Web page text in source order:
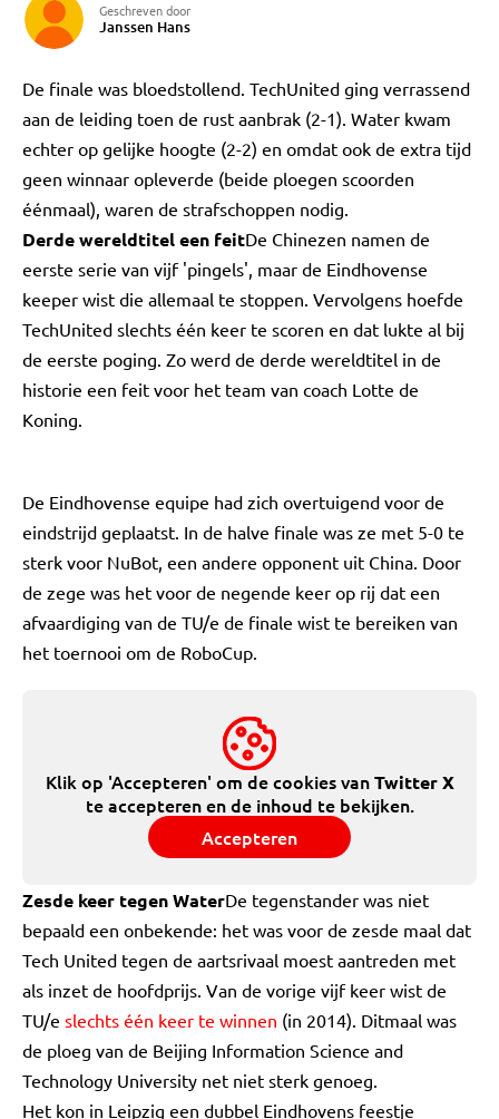
Geschreven door
Janssen Hans
De finale was bloedstollend. TechUnited ging verrassend
aan de leiding toen de rust aanbrak (2-1). Water kwam
echter op gelijke hoogte (2-2) en omdat ook de extra tijd
geen winnaar opleverde (beide ploegen scoorden
éénmaal), waren de strafschoppen nodig.
Derde wereldtitel een feitDe Chinezen namen de
eerste serie van vijf 'pingels', maar de Eindhovense
keeper wist die allemaal te stoppen. Vervolgens hoefde
TechUnited slechts één keer te scoren en dat lukte al bij
de eerste poging. Zo werd de derde wereldtitel in de
historie een feit voor het team van coach Lotte de
Koning.
De Eindhovense equipe had zich overtuigend voor de
eindstrijd geplaatst. In de halve finale was ze met 5-0 te
sterk voor NuBot, een andere opponent uit China. Door
de zege was het voor de negende keer op rij dat een
afvaardiging van de TU/e de finale wist te bereiken van
het toernooi om de RoboCup.
Klik op 'Accepteren' om de cookies vanTwitter X
te accepteren en de inhoud te bekijken.
Accepteren
Zesde keer tegen WaterDe tegenstander was niet
bepaald een onbekende: het was voor de zesde maal dat
Tech United tegen de aartsrivaal moest aantreden met
als inzet de hoofdprijs. Van de vorige vijf keer wist de
TU/e slechts één keer te winnen (in 2014). Ditmaal was
de ploeg van de Beijing Information Science and
Technology University net niet sterk genoeg.
Het kon in Leipzig een dubbel Eindhovens feestje